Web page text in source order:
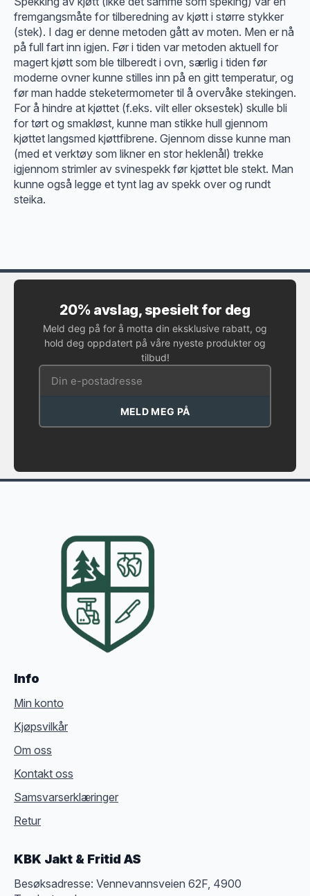
fremgangsmåte for tilberedning av kjøtt i større stykker
(stek). I dag er denne metoden gått av moten. Men er nå
på full fart inn igjen. Før i tiden var metoden aktuell for
magert kjøtt som ble tilberedt i ovn, særlig i tiden før
moderne ovner kunne stilles inn på en gitt temperatur, og
før man hadde steketermometer til å overvåke stekingen.
For å hindre at kjøttet (f.eks. vilt eller oksestek) skulle bli
for tørt og smakløst, kunne man stikke hull gjennom
kjøttet langsmed kjøttfibrene. Gjennom disse kunne man
(med et verktøy som likner en stor heklenål) trekke
igjennom strimler av svinespekk før kjøttet ble stekt. Man
kunne også legge et tynt lag av spekk over og rundt
steika.
20% avslag, spesielt for deg
Meld deg på for å motta din eksklusive rabatt, og
hold deg oppdatert på våre nyeste produkter og
tilbud!
MELD MEG PÅ
Info
Min konto
Kjøpsvilkår
Om oss
Kontakt oss
Samsvarserklæringer
Retur
KBK Jakt & Fritid AS
Besøksadresse: Vennevannsveien 62F, 4900